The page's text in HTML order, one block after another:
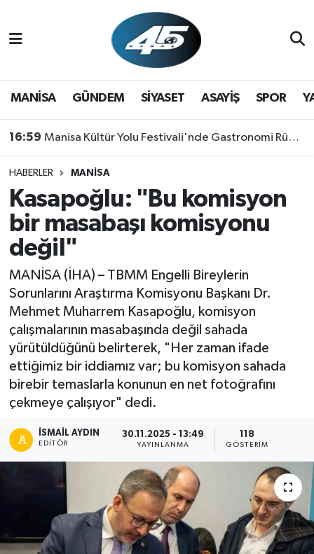
MANİSA GÜNDEM SİYASET ASAYİŞ SPOR
16:59 Manisa Kültür Yolu Festivali'nde Gastronomi Rüzgarı: Lezzetin Yıldızı "Manisa Kebabı" Oldu!
HABERLER MANİSA
Kasapoğlu: "Bu komisyon
bir masabaşı komisyonu
değil"
MANİSA (İHA) – TBMM Engelli Bireylerin
Sorunlarını Araştırma Komisyonu Başkanı Dr.
Mehmet Muharrem Kasapoğlu, komisyon
çalışmalarının masabaşında değil sahada
yürütüldüğünü belirterek, "Her zaman ifade
ettiğimiz bir iddiamız var; bu komisyon sahada
birebir temaslarla konunun en net fotoğrafını
çekmeye çalışıyor" dedi.
İSMAIL AYDIN
EDITÖR
30.11.2025 - 13:49
YAYINLANMA
118
GÖSTERIM
GÜNDEM
SPOR
YAŞAM
RESMİ REKLAM
Hava Durumu
Trafik Durumu
Son Dakika Haberleri
Haber Arşivi